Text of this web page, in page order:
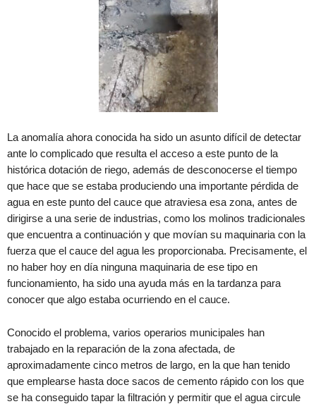
La anomalía ahora conocida ha sido un asunto difícil de detectar
ante lo complicado que resulta el acceso a este punto de la
histórica dotación de riego, además de desconocerse el tiempo
que hace que se estaba produciendo una importante pérdida de
agua en este punto del cauce que atraviesa esa zona, antes de
dirigirse a una serie de industrias, como los molinos tradicionales
que encuentra a continuación y que movían su maquinaria con la
fuerza que el cauce del agua les proporcionaba. Precisamente, el
no haber hoy en día ninguna maquinaria de ese tipo en
funcionamiento, ha sido una ayuda más en la tardanza para
conocer que algo estaba ocurriendo en el cauce.
Conocido el problema, varios operarios municipales han
trabajado en la reparación de la zona afectada, de
aproximadamente cinco metros de largo, en la que han tenido
que emplearse hasta doce sacos de cemento rápido con los que
se ha conseguido tapar la filtración y permitir que el agua circule